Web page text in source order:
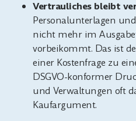
Vertrauliches bleibt
Personalunterlagen
nicht mehr im
vorbeikommt. Das ist
einer Kostenfrage zu
DSGVO-konformer
und Verwaltungen oft
Kaufargument.